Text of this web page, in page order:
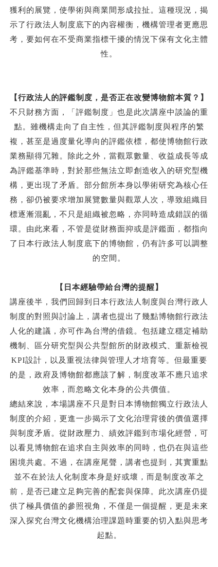
獲利的展覽， 使學術與商業間形成拉扯。這種現況，揭
示了行政法人制度底下的內容權衡，機構管理者更應思
考，要如何在不受商業指標干擾的情況下保有文化主體
性。
【行政法人的評鑑制度，是否正在改變博物館本質？】
不只財務方面，「評鑑制度」也是此次講座中談論的重
點。雖機構走向了自 主性，但其評鑑制度與程序的繁
複，甚至是過度量化導向的評鑑依標，都使博物館行政
業務顯得冗雜。除此之外，當觀眾數量、收益成長等成
為評鑑基準時，對於那些無法立即創造收入的研究型機
構，更出現了矛盾。部分館所本身以學術研究為核心任
務，卻仍被要求增加展覽數量與觀眾人次，導致組織目
標逐漸混亂， 不只是組織被忽略，亦同時造成錯誤的循
環。由此來看，不管是從財務面抑或是評鑑面，都指向
了日本行政法人制度底下的博物館，仍有許多可以調整
的空間。
【日本經驗帶給台灣的提醒】
講座後半，我們回歸到日本行政法人制度與台灣行政人
制度的對照與討論上， 講者也提出了幾點博物館行政法
人化的建議，亦可作為台灣的借鏡。包括建立穩定補助
機制、區分研究型與公共型館所的財政模式、重新檢視
KPI設計，以及重視法律與管理人才培育等。但最重要
的是，政府及博物館都應該了解，制度改革不應只追求
效率，而忽略文化本身的公共價值。
總結來說，本場講座不只是對日本博物館獨立行政法人
制度的介紹，更進一步揭示了文化治理背後的價值選擇
與制度矛盾。從財政壓力、績效評鑑到市場化經營，可
以看見博物館在追求自主與效率的同時，也仍在與這些
困境共處。不過， 在講座尾聲，講者也提到，其實重點
並不在於法人化制度本身是好或壞，而是制 度改革之
前，是否已建立足夠完善的配套與保障。此次講座仍提
供了極具價值的參照視角，不僅是一個提醒，更是未來
深入探究台灣文化機構治理課題時重要的切入點與思考
起點。